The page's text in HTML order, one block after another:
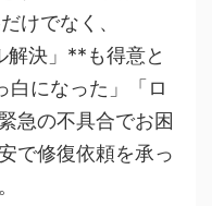
けでなく、
決」**も得意と
白になった」「ロ
急の不具合でお困
で修復依頼を承っ